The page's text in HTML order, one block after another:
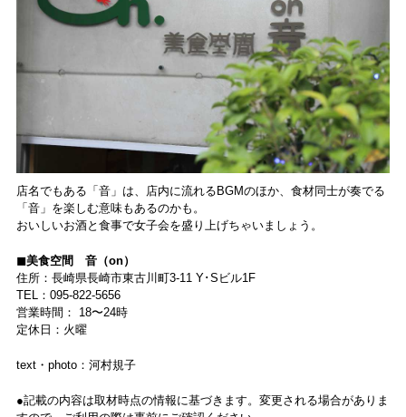
店名でもある「音」は、店内に流れるBGMのほか、食材同士が奏でる
「音」を楽しむ意味もあるのかも。
おいしいお酒と食事で女子会を盛り上げちゃいましょう。
◼︎美食空間 音（on）
住所：長崎県長崎市東古川町3-11 Y･Sビル1F
TEL：095-822-5656
営業時間： 18〜24時
定休日：火曜
text・photo：河村規子
●記載の内容は取材時点の情報に基づきます。変更される場合がありま